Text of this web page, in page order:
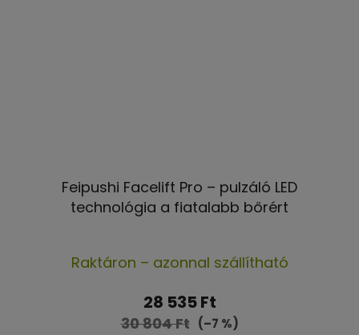
Feipushi Facelift Pro – pulzáló LED
technológia a fiatalabb bőrért
termék
átlagos
értékelése
Raktáron – azonnal szállítható
28 535 Ft
30 804 Ft (–7 %)